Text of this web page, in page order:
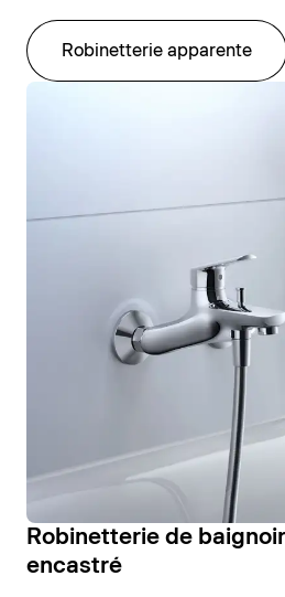
Robinetterie apparente
Robinetterie de
encastré